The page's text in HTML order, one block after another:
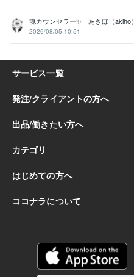
魂カウンセラー✨ あきほ（akiho）
2026/08/05 10:51